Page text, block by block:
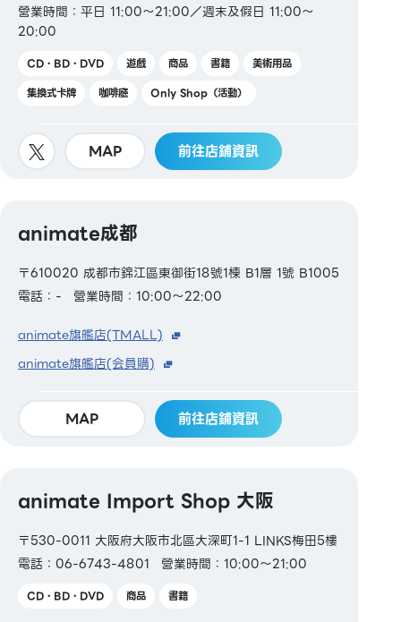
營業時間：平日 11:00～21:00／週末及假日 11:00～
20:00
CD・BD・DVD 遊戲 商品 書籍
美術用品
集換式卡牌
咖啡廳 Only Shop（活動）
MAP 前往店鋪資訊
animate成都
〒610020 成都市錦江區東御街18號1棟 B1層 1號 B1005
電話：-
營業時間：10:00～22:00
animate旗艦店(TMALL)
animate旗艦店(会員購)
MAP 前往店鋪資訊
animate Import Shop 大阪
〒530-0011 大阪府大阪市北區大深町1-1 LINKS梅田5樓
電話：06-6743-4801
營業時間：10:00～21:00
CD・BD・DVD 商品 書籍